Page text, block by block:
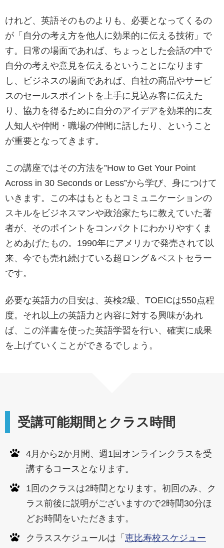
けれど、英語そのものよりも、必要となってくるの
が「自分の考え方を他人に効果的に伝える技術」で
す。日常の場面であれば、ちょっとした会話の中で
自分の考えや意見を伝えるということになります
し、ビジネスの場面であれば、自社の商品やサービ
スのセールスポイントを上手に見込み客に伝えた
り、協力を得るために自分のアイデアを効果的に友
人知人や仲間・職場の仲間に話したり、ということ
が重要となってきます。
この講座ではその方法を”How to Get Your Point
Across in 30 Seconds or Less”から学び、身につけて
いきます。この本はもともとコミュニケーションの
スキルをビジネスマンや政治家たちに教えていた著
者が、そのポイントをコンパクトにわかりやすくま
とめあげたもの。1990年にアメリカで発売されて以
来、今でも売れ続けている超ロング＆ベストセラー
です。
必要な英語力の目安は、英検2級、TOEICは550点程
度。それ以上の英語力と内容に対する興味があれ
ば、この洋書を使った英語学習を行い、確実に成果
を上げていくことができるでしょう。
受講可能期間とクラス時間
4月から2か月間、週1回オンラインクラスを受
講するコースとなります。
1回のクラスは2時間となります。初回のみ、ク
ラス前後に説明がございますので2時間30分ほ
どお時間をいただきます。
クラススケジュールは「 恵比寿校スケジュー